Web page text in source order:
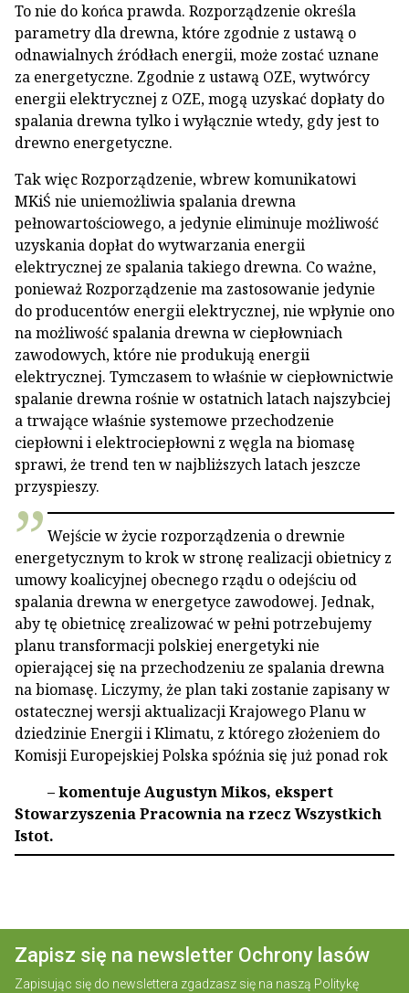
To nie do końca prawda. Rozporządzenie określa
parametry dla drewna, które zgodnie z ustawą o
odnawialnych źródłach energii, może zostać uznane
za energetyczne. Zgodnie z ustawą OZE, wytwórcy
energii elektrycznej z OZE, mogą uzyskać dopłaty do
spalania drewna tylko i wyłącznie wtedy, gdy jest to
drewno energetyczne.
Tak więc Rozporządzenie, wbrew komunikatowi
MKiŚ nie uniemożliwia spalania drewna
pełnowartościowego, a jedynie eliminuje możliwość
uzyskania dopłat do wytwarzania energii
elektrycznej ze spalania takiego drewna. Co ważne,
ponieważ Rozporządzenie ma zastosowanie jedynie
do producentów energii elektrycznej, nie wpłynie ono
na możliwość spalania drewna w ciepłowniach
zawodowych, które nie produkują energii
elektrycznej. Tymczasem to właśnie w ciepłownictwie
spalanie drewna rośnie w ostatnich latach najszybciej
a trwające właśnie systemowe przechodzenie
ciepłowni i elektrociepłowni z węgla na biomasę
sprawi, że trend ten w najbliższych latach jeszcze
przyspieszy.
Wejście w życie rozporządzenia o drewnie
energetycznym to krok w stronę realizacji obietnicy z
umowy koalicyjnej obecnego rządu o odejściu od
spalania drewna w energetyce zawodowej. Jednak,
aby tę obietnicę zrealizować w pełni potrzebujemy
planu transformacji polskiej energetyki nie
opierającej się na przechodzeniu ze spalania drewna
na biomasę. Liczymy, że plan taki zostanie zapisany w
ostatecznej wersji aktualizacji Krajowego Planu w
dziedzinie Energii i Klimatu, z którego złożeniem do
Komisji Europejskiej Polska spóźnia się już ponad rok
– komentuje Augustyn Mikos, ekspert
Stowarzyszenia Pracownia na rzecz Wszystkich
Istot.
Zapisz się na newsletter Ochrony lasów
Zapisując się do newslettera zgadzasz się na naszą Politykę